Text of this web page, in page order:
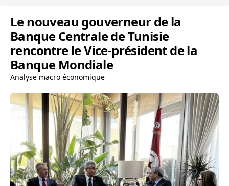
Le nouveau gouverneur de la
Banque Centrale de Tunisie
rencontre le Vice-président de la
Banque Mondiale
Analyse macro économique